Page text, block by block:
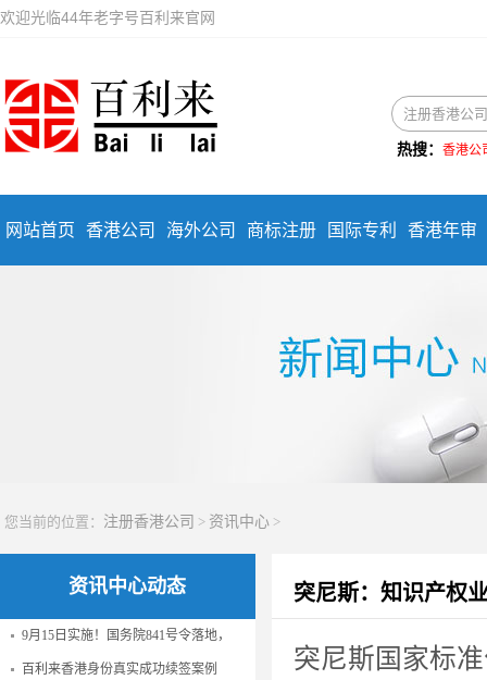
欢迎光临44年老字号百利来官网
热搜： 香港公
网站首页 香港公司 海外公司 商标注册 国际专利 香港年审
您当前的位置： 注册香港公司 > 资讯中心 >
资讯中心动态
9月15日实施！国务院841号令落地，
百利来香港身份真实成功续签案例
突尼斯：知识产权
突尼斯国家标